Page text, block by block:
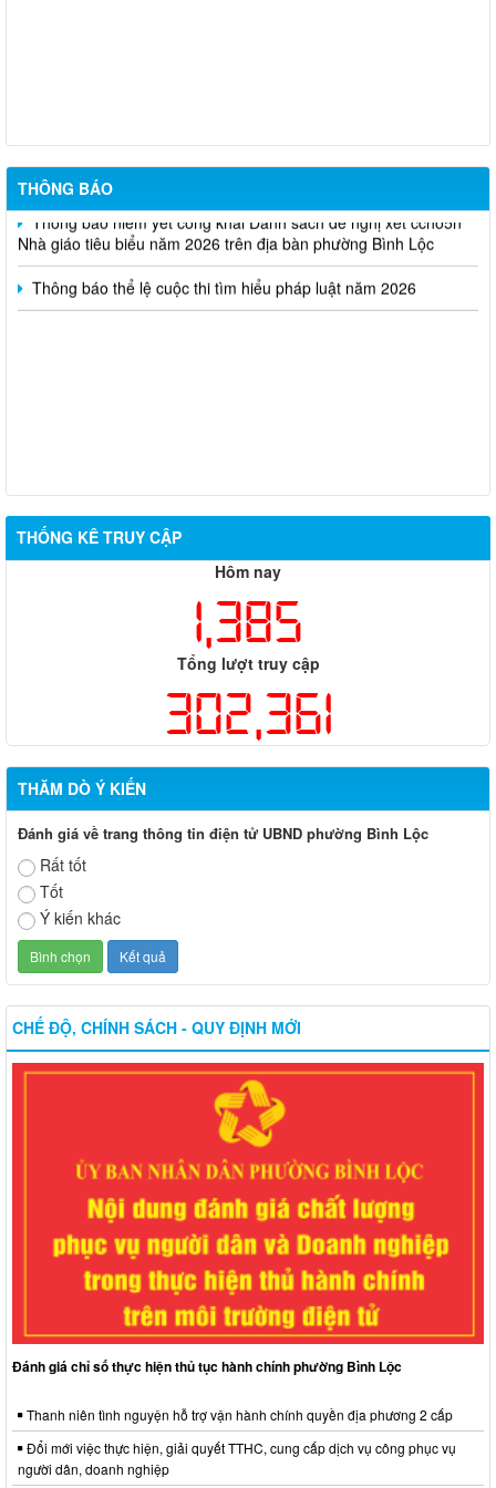
THÔNG BÁO
dụng viên chức Trung tâm Dịch vụ tổng hợp phường Bình Lộc
năm 2026
Thông báo niêm yết công khai Danh sách đề nghị xét ccho5n
Nhà giáo tiêu biểu năm 2026 trên địa bàn phường Bình Lộc
Thông báo thể lệ cuộc thi tìm hiểu pháp luật năm 2026
THỐNG KÊ TRUY CẬP
Hôm nay
1,385
Tổng lượt truy cập
302,361
THĂM DÒ Ý KIẾN
Đánh giá về trang thông tin điện tử UBND phường Bình Lộc
Rất tốt
Tốt
Ý kiến khác
CHẾ ĐỘ, CHÍNH SÁCH - QUY ĐỊNH MỚI
Đánh giá chỉ số thực hiện thủ tục hành chính phường Bình Lộc
Thanh niên tình nguyện hỗ trợ vận hành chính quyền địa phương 2 cấp
Đổi mới việc thực hiện, giải quyết TTHC, cung cấp dịch vụ công phục vụ
người dân, doanh nghiệp